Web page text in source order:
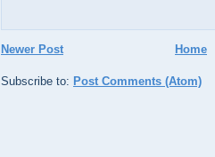
Newer Post Home
Subscribe to: Post Comments (Atom)